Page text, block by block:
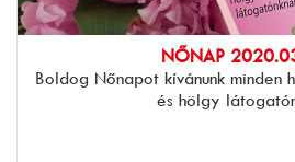
NŐNAP
Boldog Nőnapot kívánunk minden
és hölgy